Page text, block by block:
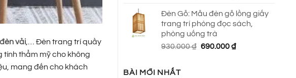
đèn vải ,… Đèn trang trí quầy
tính thẩm mỹ cho không
mang đến cho khách
là:
920.000 ₫.
tại
là:
Đèn Gỗ: Mẫu đèn gỗ lồng giấy
trang trí phòng đọc sách,
phòng uống trà
930.000₫ Giá
690.000₫Giá
BÀI MỚI NHẤT